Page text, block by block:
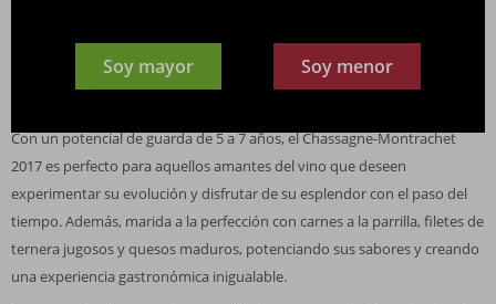
Soy mayor Soy menor
Su color rubí deslumbra, revelando cautivadores aromas de cassis y
bosque. En boca, se presenta redondo y extremadamente elegante,
Con un potencial de guarda de 5 a 7 años, el Chassagne-Montrachet
2017 es perfecto para aquellos amantes del vino que deseen
experimentar su evolución y disfrutar de su esplendor con el paso del
tiempo. Además, marida a la perfección con carnes a la parrilla, filetes de
ternera jugosos y quesos maduros, potenciando sus sabores y creando
una experiencia gastronómica inigualable.